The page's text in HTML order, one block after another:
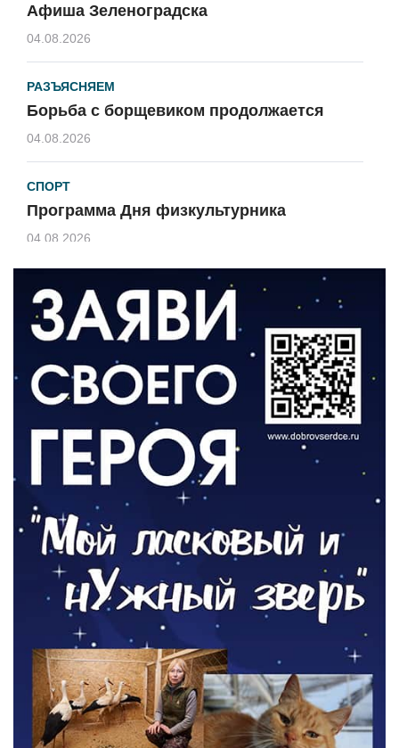
Афиша Зеленоградска
04.08.2026
РАЗЪЯСНЯЕМ
Борьба с борщевиком продолжается
04.08.2026
СПОРТ
Программа Дня физкультурника
04.08.2026
ЗЕМЛЯКИ
«Мы радовались, так как видели
результат своего труда»
О ЧЕМ ПИСАЛА ГАЗЕТА
По страницам архивных газет
03.08.2026